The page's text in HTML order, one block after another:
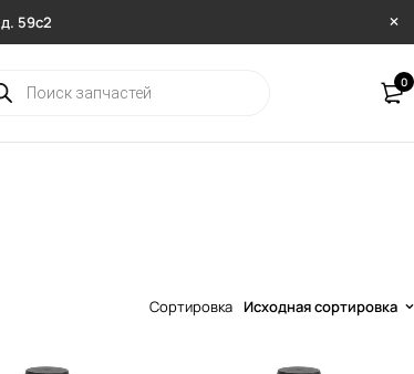
59с2
0
Сортировка Исходная сортировка